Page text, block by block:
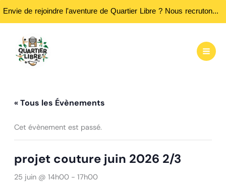
Envie de rejoindre l'aventure de Quartier Libre ? Nous recrutons des bénévoles ! Passez nous rencontrer aux heures d'ouvertures...
contenu
« Tous les Évènements
Cet évènement est passé.
projet couture juin 2026 2/3
25 juin @ 14h00- 17h00